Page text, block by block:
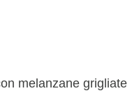
melanzane grigliate